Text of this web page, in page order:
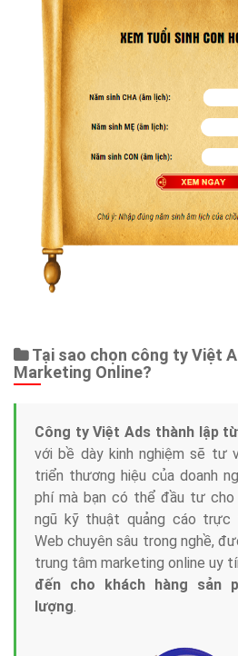
Tại sao chọn công ty Việt
Marketing Online?
Công ty Việt Ads thành lập
với bề dày kinh nghiệm sẽ tư
triển thương hiệu của doanh
phí mà bạn có thể đầu tư cho
ngũ kỹ thuật quảng cáo trực
Web chuyên sâu trong nghề,
trung tâm marketing online uy
đến cho khách hàng sản
lượng.